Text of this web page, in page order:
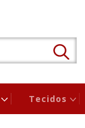
Tecidos